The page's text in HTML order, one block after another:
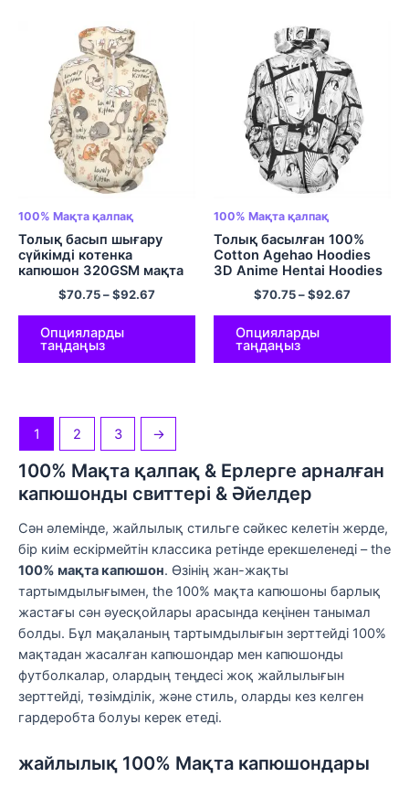
100% Мақта қалпақ
Толық басып шығару
сүйкімді котенка
капюшон 320GSM мақта
$70.75–$92.67
Опцияларды
таңдаңыз
100% Мақта қалпақ
Толық басылған 100%
Cotton Agehao Hoodies
3D Anime Hentai Hoodies
$70.75–$92.67
Опцияларды
таңдаңыз
1 2 3 →
100% Мақта қалпақ & Ерлерге арналған
капюшонды свиттері & Әйелдер
Сән әлемінде, жайлылық стильге сәйкес келетін жерде,
бір киім ескірмейтін классика ретінде ерекшеленеді – the
100% мақта капюшон. Өзінің жан-жақты
тартымдылығымен, the 100% мақта капюшоны барлық
жастағы сән әуесқойлары арасында кеңінен танымал
болды. Бұл мақаланың тартымдылығын зерттейді 100%
мақтадан жасалған капюшондар мен капюшонды
футболкалар, олардың теңдесі жоқ жайлылығын
зерттейді, төзімділік, және стиль, оларды кез келген
гардеробта болуы керек етеді.
жайлылық 100% Мақта капюшондары